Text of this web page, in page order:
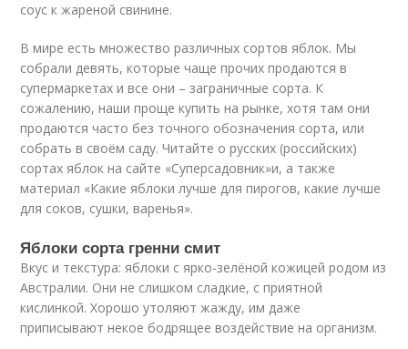
соус к жареной свинине.
В мире есть множество различных сортов яблок. Мы
собрали девять, которые чаще прочих продаются в
супермаркетах и все они – заграничные сорта. К
сожалению, наши проще купить на рынке, хотя там они
продаются часто без точного обозначения сорта, или
собрать в своём саду. Читайте о русских (российских)
сортах яблок на сайте «Суперсадовник»и, а также
материал «Какие яблоки лучше для пирогов, какие лучше
для соков, сушки, варенья».
Яблоки сорта гренни смит
Вкус и текстура: яблоки с ярко-зелёной кожицей родом из
Австралии. Они не слишком сладкие, с приятной
кислинкой. Хорошо утоляют жажду, им даже
приписывают некое бодрящее воздействие на организм.